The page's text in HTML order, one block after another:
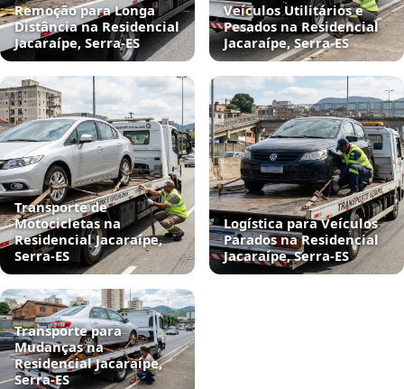
Remoção para Longa
Distância na Residencial
Jacaraípe, Serra‑ES
Veículos Utilitários e
Pesados na Residencial
Jacaraípe, Serra‑ES
Transporte de
Motocicletas na
Residencial Jacaraípe,
Serra‑ES
Logística para Veículos
Parados na Residencial
Jacaraípe, Serra‑ES
Transporte para
Mudanças na
Residencial Jacaraípe,
Serra‑ES